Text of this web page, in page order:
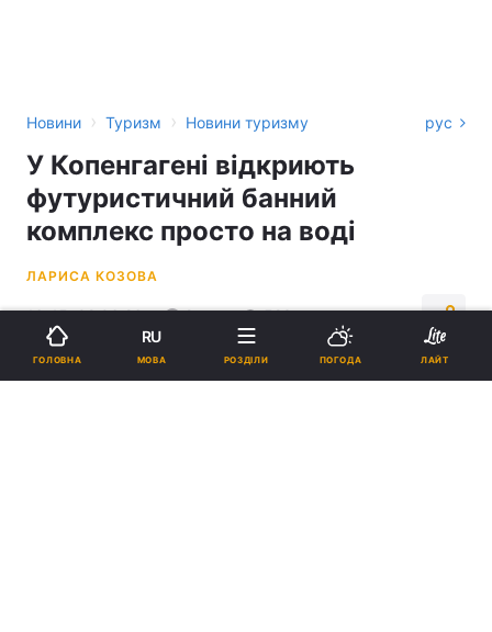
Новини › Туризм › Новини туризму рус
У Копенгагені відкриють
футуристичний банний
комплекс просто на воді
ЛАРИСА КОЗОВА
16:45, 02.06.26 2 хв. 523
Підпишіться на нас в Google
ГОЛОВНА
RU
МОВА РОЗДІЛИ ПОГОДА ЛАЙТ